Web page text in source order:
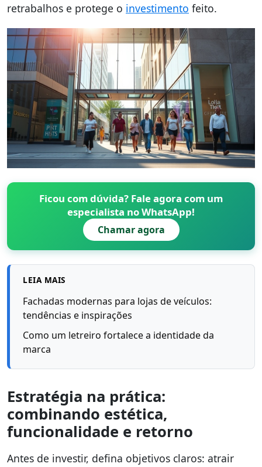
retrabalhos e protege o investimento feito.
Ficou com dúvida? Fale agora com um
especialista no WhatsApp!
Chamar agora
LEIA MAIS
Fachadas modernas para lojas de veículos:
tendências e inspirações
Como um letreiro fortalece a identidade da
marca
Estratégia na prática:
combinando estética,
funcionalidade e retorno
Antes de investir, defina objetivos claros: atrair